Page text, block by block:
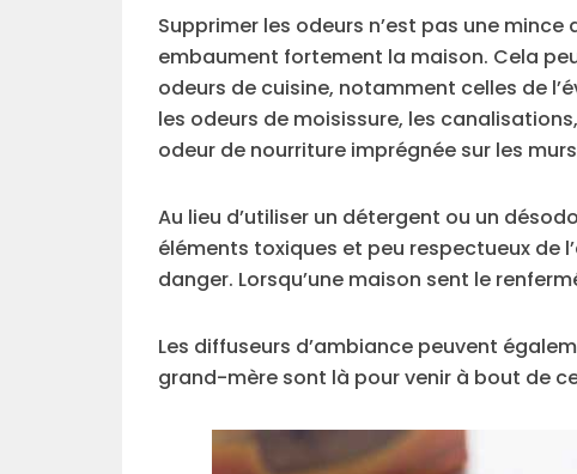
Supprimer les odeurs n’est pas une
embaument fortement la maison. Cela
odeurs de cuisine, notamment celles de
les odeurs de moisissure, les
odeur de nourriture imprégnée sur les
Au lieu d’utiliser un détergent ou un
éléments toxiques et peu respectueux de
danger. Lorsqu’une maison sent le
Les diffuseurs d’ambiance peuvent
grand-mère sont là pour venir à bout de